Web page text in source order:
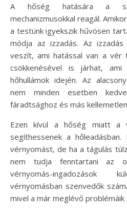
A hőség hatására a
mechanizmusokkal reagál.
a testünk igyekszik hűvösen
módja az izzadás. Az
veszít, ami hatással van a vér
csökkenésével is járhat,
hőhullámok idején. Az
nem minden esetben
fáradtsághoz és más
Ezen kívül a hőség miatt a
segíthessenek a
vérnyomást, de ha a tágulás
nem tudja fenntartani az
vérnyomás-
vérnyomásban szenvedők
mivel a már meglévő problémáik